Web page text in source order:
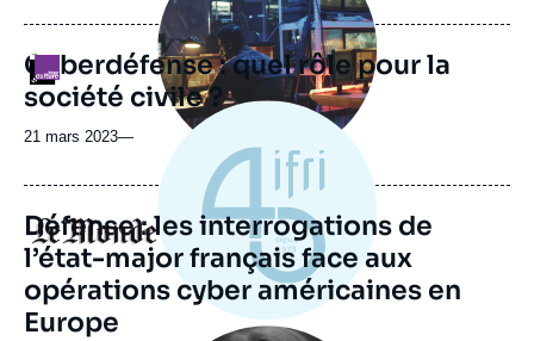
publication
Logo
Cyberdéfense : quel rôle pour la
société civile ?
21 mars 2023—
Logo
Défense : les interrogations de
l’état-major français face aux
opérations cyber américaines en
Europe